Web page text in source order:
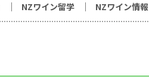
NZワイン留学 NZワイン情報